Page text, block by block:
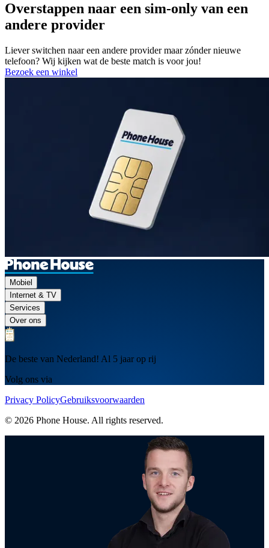
Overstappen naar een sim-only van een
andere provider
Liever switchen naar een andere provider maar zónder nieuwe
telefoon? Wij kijken wat de beste match is voor jou!
Bezoek een winkel
Mobiel
Internet & TV
Services
Over ons
De beste van Nederland! Al 5 jaar op rij
Volg ons via
Privacy PolicyGebruiksvoorwaarden
© 2026 Phone House. All rights reserved.